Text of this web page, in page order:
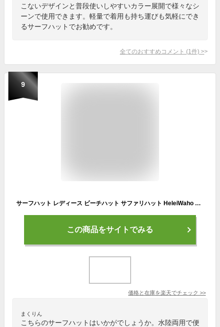
こないデザインと普段使いしやすいカラー展開で様々なシ
ーンで使用できます。軽量で着用も持ち運びも気軽にでき
るサーフハットでお勧めです。
全てのおすすめコメント (1 件) >
9
サーフハット レディース ビーチハット サファリハット HeleiWaho ヘレイワホ ハット 帽子 UVカット 撥水 水陸両用 抗菌 メッシュ サーフィン SUP 海 プール 釣り アウトドア キャンプ 登山 夏 メンズ 子供 キッズ ジュニア も対応
この商品をサイトでみる
価格と在庫を楽天でチェック >>
まくりん
こちらのサーフハットはいかがでしょうか。水陸両用で便